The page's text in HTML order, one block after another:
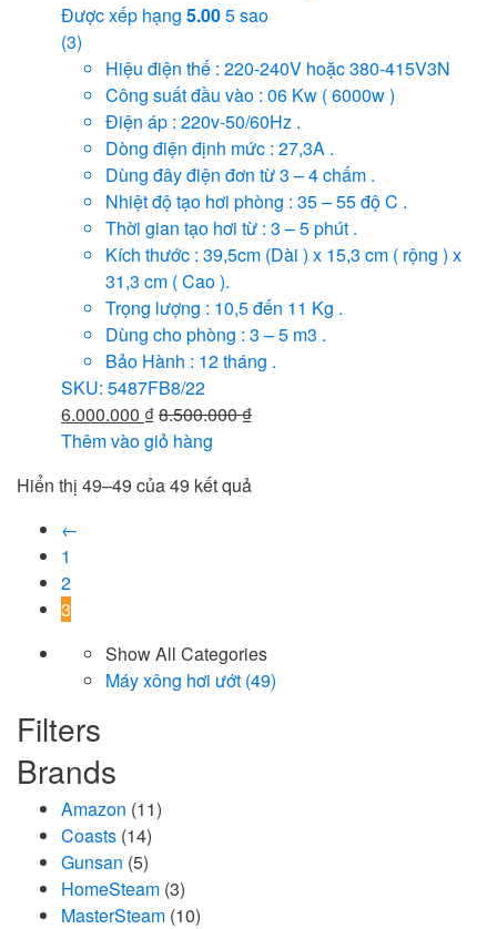
Được xếp hạng 5.005 sao
(3)
Hiệu điện thế : 220-240V hoặc 380-415V3N
Công suất đầu vào : 06 Kw ( 6000w )
Điện áp : 220v-50/60Hz .
Dòng điện định mức : 27,3A .
Dùng đây điện đơn từ 3 – 4 chấm .
Nhiệt độ tạo hơi phòng : 35 – 55 độ C .
Thời gian tạo hơi từ : 3 – 5 phút .
Kích thước : 39,5cm (Dài ) x 15,3 cm ( rộng ) x
31,3 cm ( Cao ).
Trọng lượng : 10,5 đến 11 Kg .
Dùng cho phòng : 3 – 5 m3 .
Bảo Hành : 12 tháng .
SKU: 5487FB8/22
6.000.000 ₫8.500.000₫
Thêm vào giỏ hàng
Hiển thị 49–49 của 49 kết quảĐã
←
1
2
3
Show All Categories
Máy xông hơi ướt (49)
Filters
Brands
Amazon (11)
Coasts (14)
Gunsan (5)
HomeSteam (3)
MasterSteam (10)